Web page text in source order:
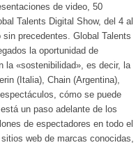
de video, 50
Talents Digital Show, del 4 al
precedentes. Global Talents
la oportunidad de
la «sostenibilidad», es decir, la
(Italia), Chain (Argentina),
cómo se puede
un paso adelante de los
de espectadores en todo el
web de marcas conocidas,